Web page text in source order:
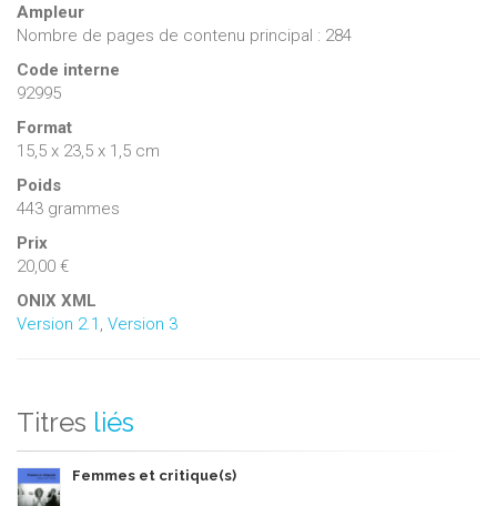
Ampleur
Nombre de pages de contenu principal : 284
Code interne
92995
Format
15,5 x 23,5 x 1,5 cm
Poids
443 grammes
Prix
20,00 €
ONIX XML
Version 2.1 Version 3
Titres liés
Femmes et critique(s)